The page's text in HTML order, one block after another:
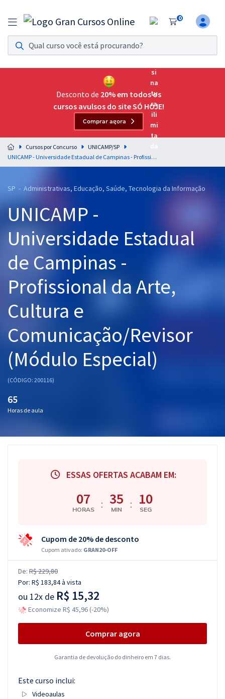
0
Assinatura Ilimitada 11
Acesso a todos os cursos. Teste grátis por 7 dias!
Assinatura OAB Até Passar
Acesso ilimitado a toda preparação para o Exame da
Residências Multiprofissionais
Preparação completa e intensiva para as principais
residências em saúde do Brasil
Cursos 20% OFF
Graduação
OAB
Mentorias
Questões grátis
Conteúdo gratuito
Blog
Desconto de 20% em todos os
cursos avulsos do site SÓ HOJE!
Comprar agora
Cursos por Concurso
UNICAMP/SP
UNICAMP - Universidade Estadual de Campinas - Profissional da Arte, Cultura e Comunicação/Revisor (Módulo Especial)
SP - Administrativas, Educação, Saúde, Tecnologia da Informação
UNICAMP -
Universidade Estadual
de Campinas -
Profissional da Arte,
Cultura e
Comunicação/Revisor
(Módulo Especial)
(CÓDIGO: 200116)
65
Horas de aula
ESSAS OFERTAS ACABAM EM:
07
HORAS : 35
MIN : 10
SEG
Cupom de 20% de desconto
Cupom ativado: GRAN20-OFF
De: R$ 229,80
Por: R$ 183,84à vista
ou 12x de R$ 15,32
Economize R$ 45,96 (-20%)
Comprar agora
Garantia de devolução do dinheiro em 7 dias.
Este curso inclui:
Videoaulas